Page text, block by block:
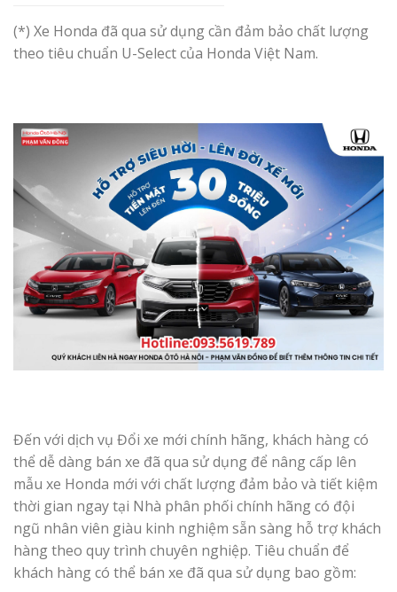
(*) Xe Honda đã qua sử dụng cần đảm bảo chất lượng
theo tiêu chuẩn U-Select của Honda Việt Nam.
Đến với dịch vụ Đổi xe mới chính hãng, khách hàng có
thể dễ dàng bán xe đã qua sử dụng để nâng cấp lên
mẫu xe Honda mới với chất lượng đảm bảo và tiết kiệm
thời gian ngay tại Nhà phân phối chính hãng có đội
ngũ nhân viên giàu kinh nghiệm sẵn sàng hỗ trợ khách
hàng theo quy trình chuyên nghiệp. Tiêu chuẩn để
khách hàng có thể bán xe đã qua sử dụng bao gồm: